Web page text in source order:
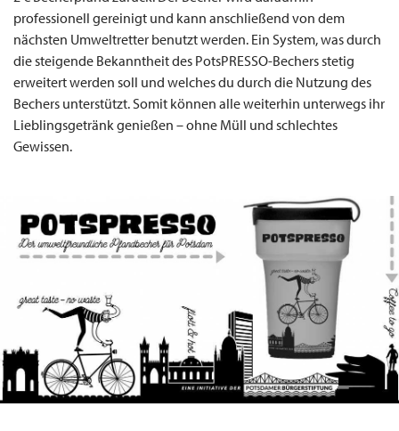
professionell gereinigt und kann anschließend von dem
nächsten Umweltretter benutzt werden. Ein System, was durch
die steigende Bekanntheit des PotsPRESSO-Bechers stetig
erweitert werden soll und welches du durch die Nutzung des
Bechers unterstützt. Somit können alle weiterhin unterwegs ihr
Lieblingsgetränk genießen – ohne Müll und schlechtes
Gewissen.